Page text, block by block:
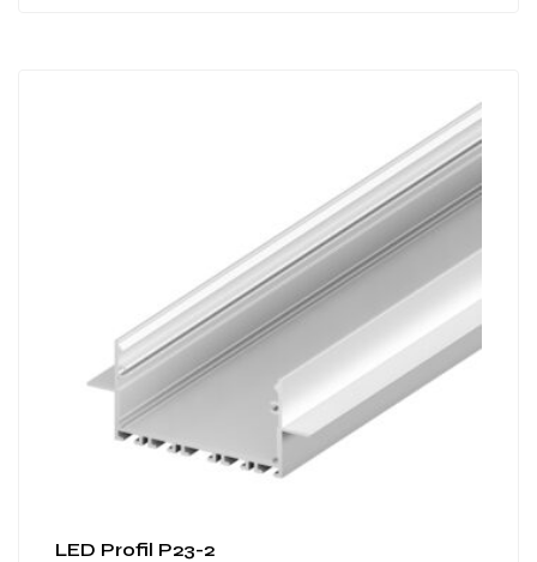
LED Profil P23-2